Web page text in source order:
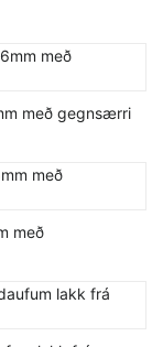
með gegnsærri
með